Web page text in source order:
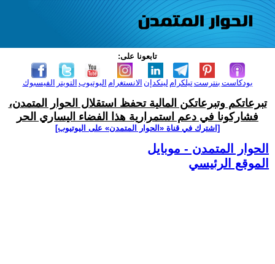
تابعونا على:
الفيسبوك التويتر اليوتيوب الانستغرام لينكدإن تيلكرامبنترست بودكاست
تبرعاتكم وتبرعاتكن المالية تحفظ استقلال الحوار المتمدن،
فشاركونا في دعم استمرارية هذا الفضاء اليساري الحر
[اشترك في قناة ‫«الحوار المتمدن» على اليوتيوب]
الحوار المتمدن - موبايل
الموقع الرئيسي